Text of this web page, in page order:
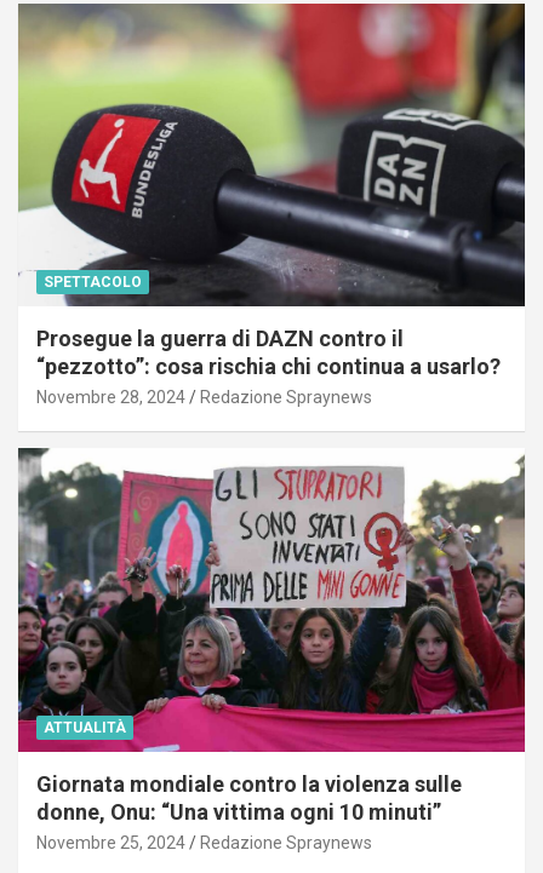
SPETTACOLO
Prosegue la guerra di DAZN contro il
“pezzotto”: cosa rischia chi continua a usarlo?
Novembre 28, 2024 Redazione Spraynews
ATTUALITÀ
Giornata mondiale contro la violenza sulle
donne, Onu: “Una vittima ogni 10 minuti”
Novembre 25, 2024 Redazione Spraynews